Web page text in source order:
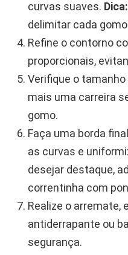
curvas suaves. Dica:
delimitar cada
Refine o contorno
proporcionais,
Verifique o
mais uma carreira
gomo.
Faça uma borda
as curvas e
desejar destaque,
correntinha com
Realize o arremate,
antiderrapante ou
segurança.